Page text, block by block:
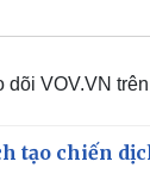
dõi VOV.VN trên
tạo chiến